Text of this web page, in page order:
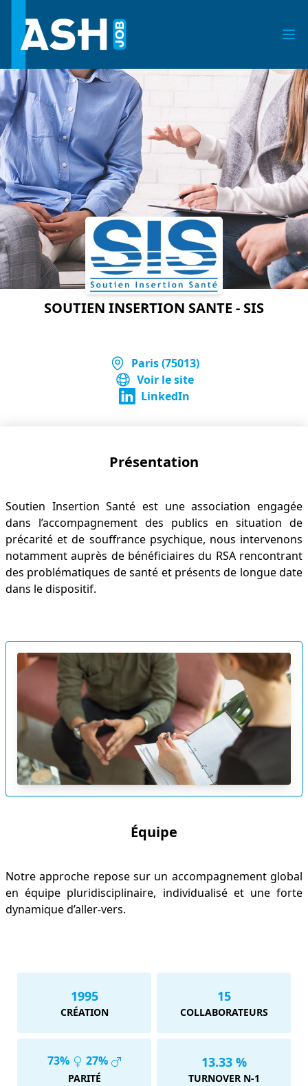
SOUTIEN INSERTION SANTE - SIS
Paris (75013)
Voir le site
LinkedIn
Présentation
Soutien Insertion Santé est une association engagée
dans l’accompagnement des publics en situation de
précarité et de souffrance psychique, nous intervenons
notamment auprès de bénéficiaires du RSA rencontrant
des problématiques de santé et présents de longue date
dans le dispositif.
Équipe
Notre approche repose sur un accompagnement global
en équipe pluridisciplinaire, individualisé et une forte
dynamique d’aller-vers.
1995
CRÉATION
15
COLLABORATEURS
73% 27%
PARITÉ
13.33 %
TURNOVER N-1